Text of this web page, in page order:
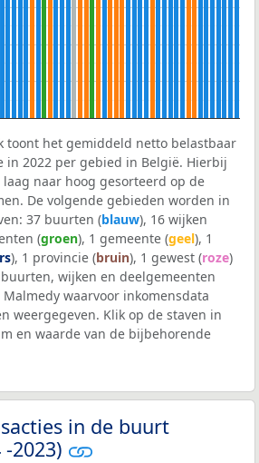
toont het gemiddeld netto belastbaar
in 2022 per gebied in België. Hierbij
naar hoog gesorteerd op de
De volgende gebieden worden in
37 buurten (blauw), 16 wijken
(groen), 1 gemeente (geel), 1
), 1 provincie (bruin), 1 gewest (roze)
wijken en deelgemeenten
waarvoor inkomensdata
weergegeven. Klik op de staven in
en waarde van de bijbehorende
in de buurt
2023)